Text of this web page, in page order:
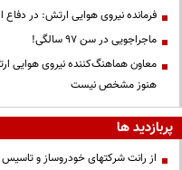
فرمانده نیروی هوایی ارتش: در
ماجراجویی در سن ۹۷ سالگی!
معاون هماهنگ‌کننده نیروی هوایی
هنوز مشخص نیست
پربازدید ها
از رانت‌ شرکتهای خودروساز و تاسیس